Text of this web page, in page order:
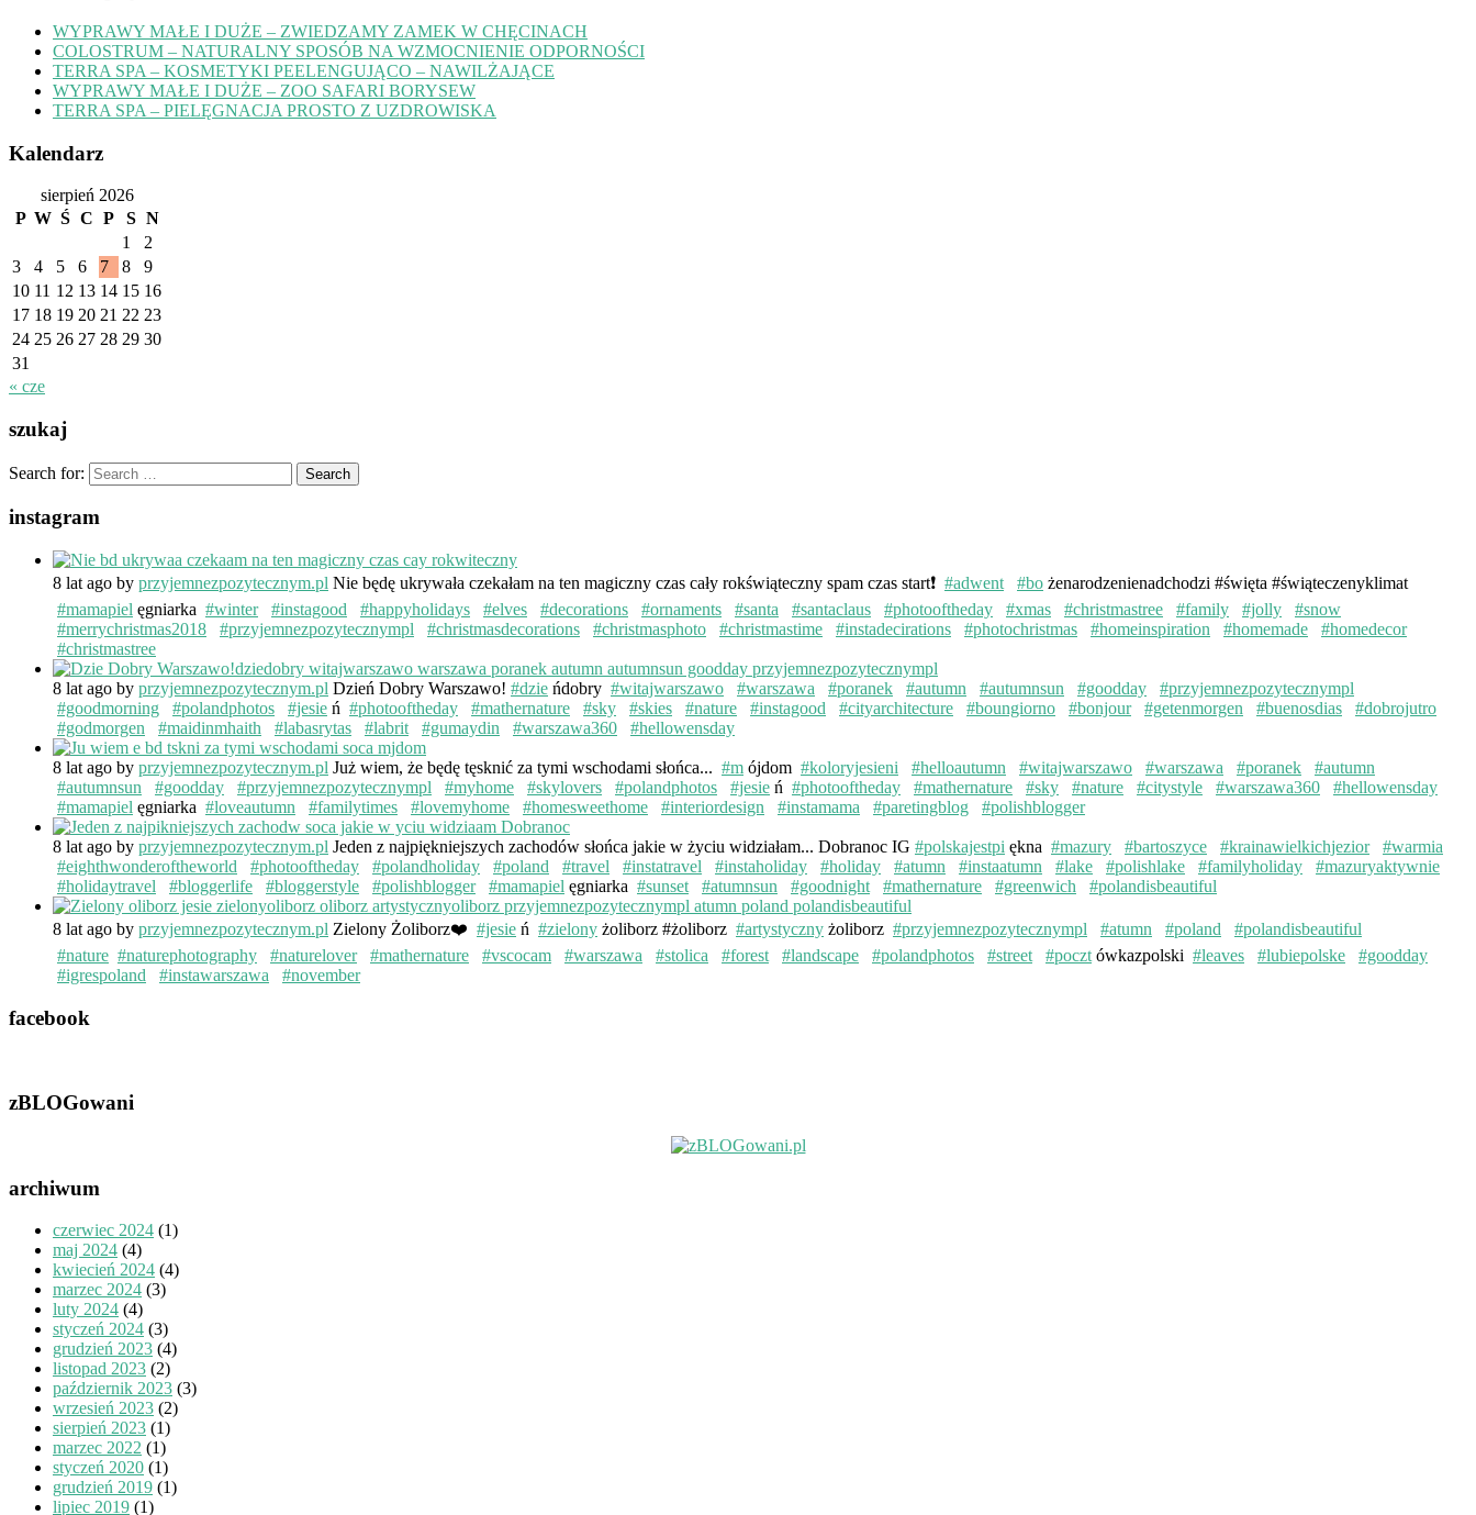
WYPRAWY MAŁE I DUŻE – ZWIEDZAMY ZAMEK W CHĘCINACH
COLOSTRUM – NATURALNY SPOSÓB NA WZMOCNIENIE ODPORNOŚCI
TERRA SPA – KOSMETYKI PEELENGUJĄCO – NAWILŻAJĄCE
WYPRAWY MAŁE I DUŻE – ZOO SAFARI BORYSEW
TERRA SPA – PIELĘGNACJA PROSTO Z UZDROWISKA
Kalendarz
sierpień 2026
P W Ś C P S N
1
2
3
4 5 6 7 8
9
10 11 12 13 14 15 16
17 18 19 20 21 22 23
24 25 26 27 28 29 30
31
« cze
szukaj
Search for:
instagram
8 lat ago by przyjemnezpozytecznym.pl Nie będę ukrywała czekałam na ten magiczny czas cały rokświąteczny spam czas start❗️ #adwent #bo żenarodzenienadchodzi #święta #świąteczenyklimat
#mamapiel ęgniarka #winter #instagood #happyholidays #elves #decorations #ornaments #santa #santaclaus #photooftheday #xmas #christmastree #family #jolly
#snow
#merrychristmas2018
#przyjemnezpozytecznympl #christmasdecorations #christmasphoto #christmastime #instadecirations #photochristmas #homeinspiration #homemade
#homedecor
#christmastree
8 lat ago by przyjemnezpozytecznym.pl Dzień Dobry Warszawo! #dzie ńdobry #witajwarszawo #warszawa #poranek #autumn #autumnsun #goodday
#przyjemnezpozytecznympl
#goodmorning
#polandphotos #jesie ń #photooftheday #mathernature #sky #skies #nature #instagood #cityarchitecture #boungiorno #bonjour #getenmorgen #buenosdias
#dobrojutro
#godmorgen
#maidinmhaith #labasrytas #labrit #gumaydin #warszawa360 #hellowensday
8 lat ago by przyjemnezpozytecznym.pl Już wiem, że będę tęsknić za tymi wschodami słońca... #m ójdom #koloryjesieni #helloautumn #witajwarszawo #warszawa #poranek
#autumn
#autumnsun
#goodday #przyjemnezpozytecznympl #myhome #skylovers #polandphotos #jesie ń #photooftheday #mathernature #sky #nature #citystyle #warszawa360
#hellowensday
#mamapiel ęgniarka #loveautumn #familytimes #lovemyhome #homesweethome #interiordesign #instamama #paretingblog #polishblogger
8 lat ago by przyjemnezpozytecznym.pl Jeden z najpiękniejszych zachodów słońca jakie w życiu widziałam... Dobranoc IG #polskajestpi ękna #mazury #bartoszyce #krainawielkichjezior
#warmia
#eighthwonderoftheworld
#photooftheday #polandholiday #poland #travel #instatravel #instaholiday #holiday #atumn #instaatumn #lake #polishlake #familyholiday
#mazuryaktywnie
#holidaytravel
#bloggerlife #bloggerstyle #polishblogger #mamapiel ęgniarka #sunset #atumnsun #goodnight #mathernature #greenwich #polandisbeautiful
8 lat ago by przyjemnezpozytecznym.pl Zielony Żoliborz❤️ #jesie ń #zielony żoliborz #żoliborz #artystyczny żoliborz #przyjemnezpozytecznympl #atumn #poland
#polandisbeautiful
#nature #naturephotography #naturelover #mathernature #vscocam #warszawa #stolica #forest #landscape #polandphotos #street #poczt ówkazpolski #leaves #lubiepolske
#goodday
#igrespoland
#instawarszawa #november
facebook
zBLOGowani
archiwum
czerwiec 2024 (1)
maj 2024 (4)
kwiecień 2024 (4)
marzec 2024 (3)
luty 2024 (4)
styczeń 2024 (3)
grudzień 2023 (4)
listopad 2023 (2)
październik 2023 (3)
wrzesień 2023 (2)
sierpień 2023 (1)
marzec 2022 (1)
styczeń 2020 (1)
grudzień 2019 (1)
lipiec 2019 (1)